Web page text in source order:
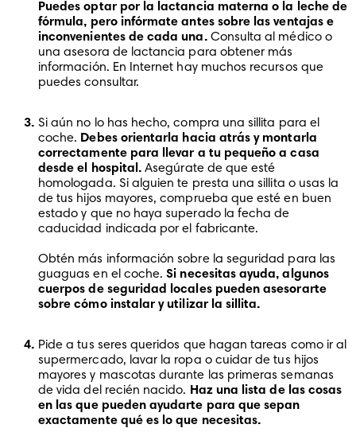
Puedes optar por la lactancia materna o la leche de
fórmula, pero infórmate antes sobre las ventajas e
inconvenientes de cada una. Consulta al médico o
una asesora de lactancia para obtener más
información. En Internet hay muchos recursos que
puedes consultar.
Si aún no lo has hecho, compra una sillita para el
coche. Debes orientarla hacia atrás y montarla
correctamente para llevar a tu pequeño a casa
desde el hospital. Asegúrate de que esté
homologada. Si alguien te presta una sillita o usas la
de tus hijos mayores, comprueba que esté en buen
estado y que no haya superado la fecha de
caducidad indicada por el fabricante.
Obtén más información sobre la seguridad para las
guaguas en el coche. Si necesitas ayuda, algunos
cuerpos de seguridad locales pueden asesorarte
sobre cómo instalar y utilizar la sillita.
Pide a tus seres queridos que hagan tareas como ir al
supermercado, lavar la ropa o cuidar de tus hijos
mayores y mascotas durante las primeras semanas
de vida del recién nacido. Haz una lista de las cosas
en las que pueden ayudarte para que sepan
exactamente qué es lo que necesitas.